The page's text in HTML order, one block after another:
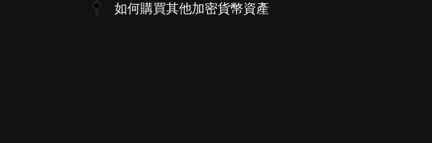
如何購買其他加密貨幣資產